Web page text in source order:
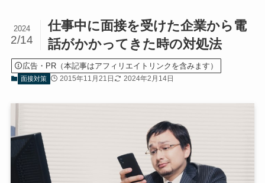
仕事中に面接を受けた企業から電
話がかかってきた時の対処法
2024
2/14
広告・PR（本記事はアフィリエイトリンクを含みます）
面接対策 2015年11月21日 2024年2月14日